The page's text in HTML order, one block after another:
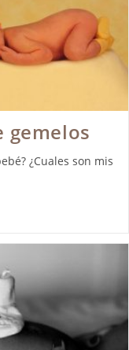
gemelos
¿Cuales son mis